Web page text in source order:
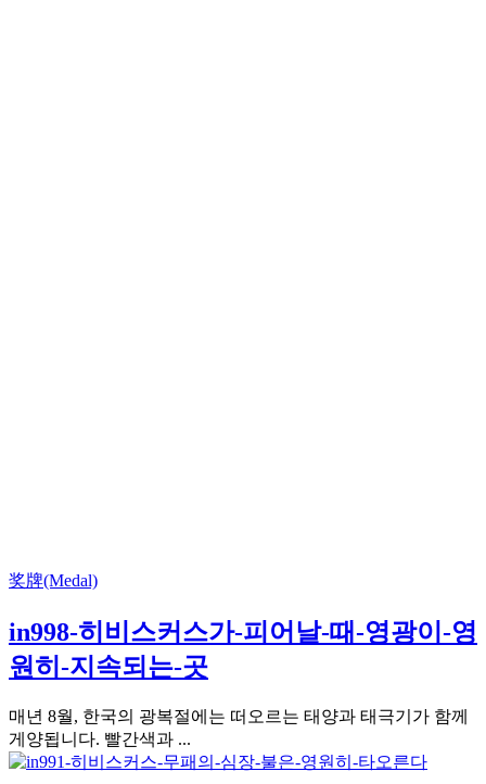
奖牌(Medal)
in998-히비스커스가-피어날-때-영광이-영
원히-지속되는-곳
매년 8월, 한국의 광복절에는 떠오르는 태양과 태극기가 함께
게양됩니다. 빨간색과 ...